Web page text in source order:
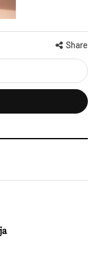
Share